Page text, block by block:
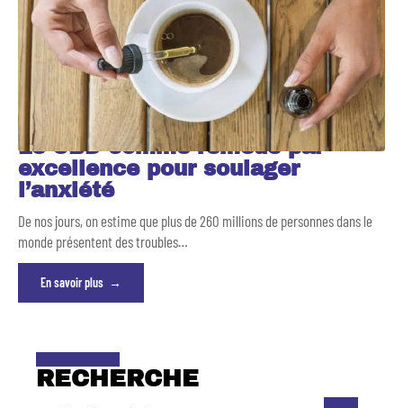
Le CBD comme remède par
excellence pour soulager
l’anxiété
De nos jours, on estime que plus de 260 millions de personnes dans le
monde présentent des troubles…
En savoir plus
RECHERCHE